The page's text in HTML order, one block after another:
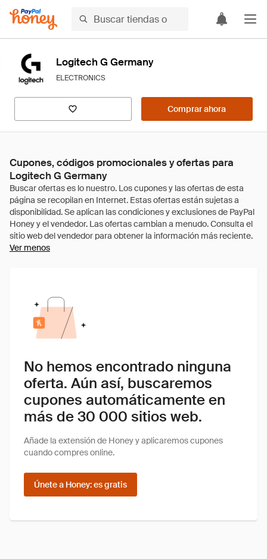
Logitech G Germany
ELECTRONICS
Comprar ahora
Cupones, códigos promocionales y ofertas para
Logitech G Germany
Ver menos
No hemos encontrado ninguna
oferta. Aún así, buscaremos
cupones automáticamente en
más de 30 000 sitios web.
Añade la extensión de Honey y aplicaremos cupones
cuando compres online.
Únete a Honey: es gratis